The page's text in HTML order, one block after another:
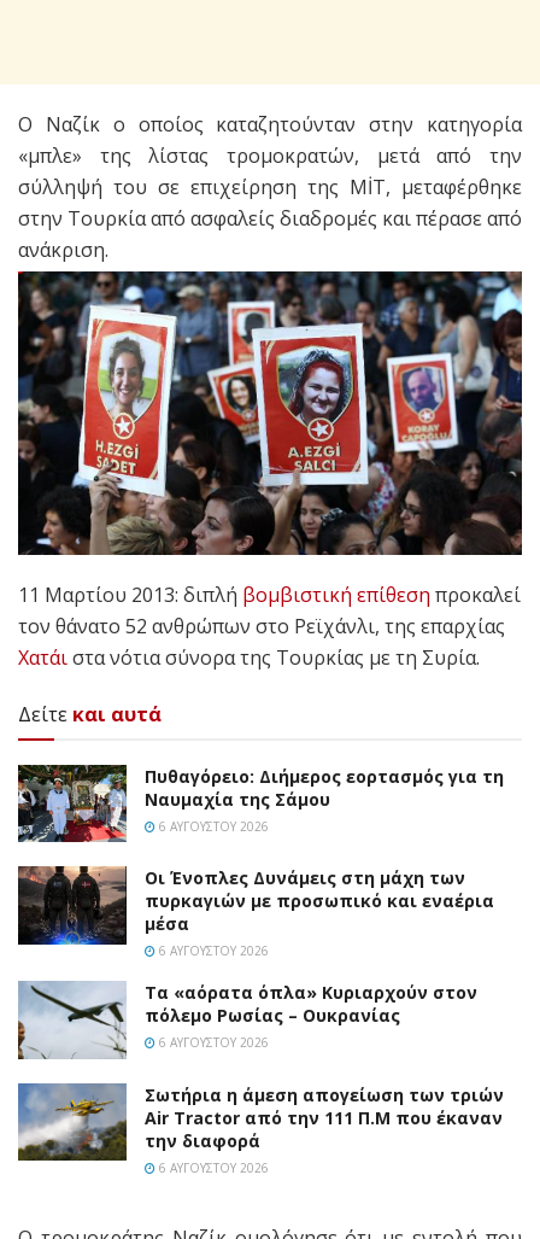
Ο Ναζίκ ο οποίος καταζητούνταν στην κατηγορία
«μπλε» της λίστας τρομοκρατών, μετά από την
σύλληψή του σε επιχείρηση της MİT, μεταφέρθηκε
στην Τουρκία από ασφαλείς διαδρομές και πέρασε από
ανάκριση.
11 Μαρτίου 2013: διπλή βομβιστική επίθεση προκαλεί
τον θάνατο 52 ανθρώπων στο Ρεϊχάνλι, της επαρχίας
Χατάιστα νότια σύνορα της Τουρκίας με τη Συρία.
Δείτε και αυτά
Πυθαγόρειο: Διήμερος εορτασμός για τη
Ναυμαχία της Σάμου
6 ΑΥΓΟΎΣΤΟΥ 2026
Οι Ένοπλες Δυνάμεις στη μάχη των
πυρκαγιών με προσωπικό και εναέρια
μέσα
6 ΑΥΓΟΎΣΤΟΥ 2026
Τα «αόρατα όπλα» Κυριαρχούν στον
πόλεμο Ρωσίας – Ουκρανίας
6 ΑΥΓΟΎΣΤΟΥ 2026
Σωτήρια η άμεση απογείωση των τριών
Air Tractor από την 111 Π.M που έκαναν
την διαφορά
6 ΑΥΓΟΎΣΤΟΥ 2026